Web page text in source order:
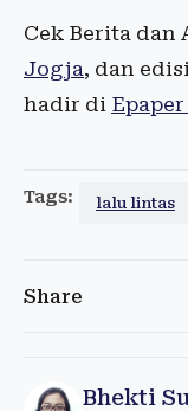
Cek Berita
Jogja, dan
hadir di
Tags: lalu lintas
Share
Bhekti